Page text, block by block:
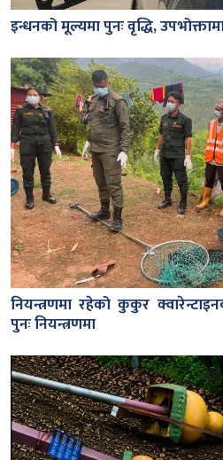
इन्धनको मूल्यमा पुनः वृद्धि,
नियन्त्रणमा रहेको कुकुर
पुनः नियन्त्रणमा